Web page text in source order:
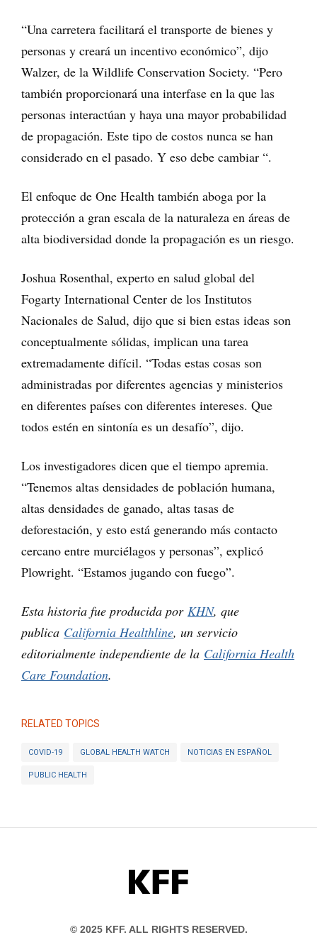
“Una carretera facilitará el transporte de bienes y
personas y creará un incentivo económico”, dijo
Walzer, de la Wildlife Conservation Society. “Pero
también proporcionará una interfase en la que las
personas interactúan y haya una mayor probabilidad
de propagación. Este tipo de costos nunca se han
considerado en el pasado. Y eso debe cambiar “.
El enfoque de One Health también aboga por la
protección a gran escala de la naturaleza en áreas de
alta biodiversidad donde la propagación es un riesgo.
Joshua Rosenthal, experto en salud global del
Fogarty International Center de los Institutos
Nacionales de Salud, dijo que si bien estas ideas son
conceptualmente sólidas, implican una tarea
extremadamente difícil. “Todas estas cosas son
administradas por diferentes agencias y ministerios
en diferentes países con diferentes intereses. Que
todos estén en sintonía es un desafío”, dijo.
Los investigadores dicen que el tiempo apremia.
“Tenemos altas densidades de población humana,
altas densidades de ganado, altas tasas de
deforestación, y esto está generando más contacto
cercano entre murciélagos y personas”, explicó
Plowright. “Estamos jugando con fuego”.
Esta historia fue producida por KHN, que
publica California Healthline, un servicio
editorialmente independiente de la California Health
Care Foundation.
RELATED TOPICS
COVID-19 GLOBAL HEALTH WATCH NOTICIAS EN ESPAÑOL
PUBLIC HEALTH
KFF
© 2025 KFF. ALL RIGHTS RESERVED.